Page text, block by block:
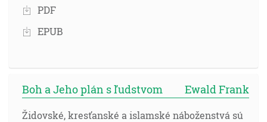
PDF
EPUB
Boh a Jeho plán s ľudstvom Ewald Frank
Židovské, kresťanské a islamské náboženstvá sú